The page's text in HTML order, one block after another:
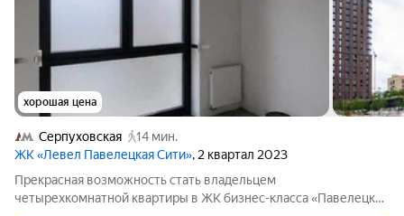
хорошая цена
Серпуховская
14 мин.
ЖК «Левел Павелецкая Сити», 2 квартал 2023
Прекрасная возможность стать владельцем
четырехкомнатной квартиры в ЖК бизнес-класса «Павелецкая